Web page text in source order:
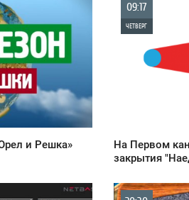
и Решка»
09:17
ЧЕТВЕРГ
На Первом
закрытия